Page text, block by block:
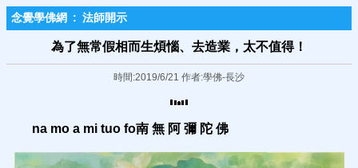
念覺學佛網 : 法師開示
為了無常假相而生煩惱、去造業，太不值得！
時間:2019/6/21 作者:學佛-長沙
na mo a mi tuo fo南 無 阿 彌 陀 佛